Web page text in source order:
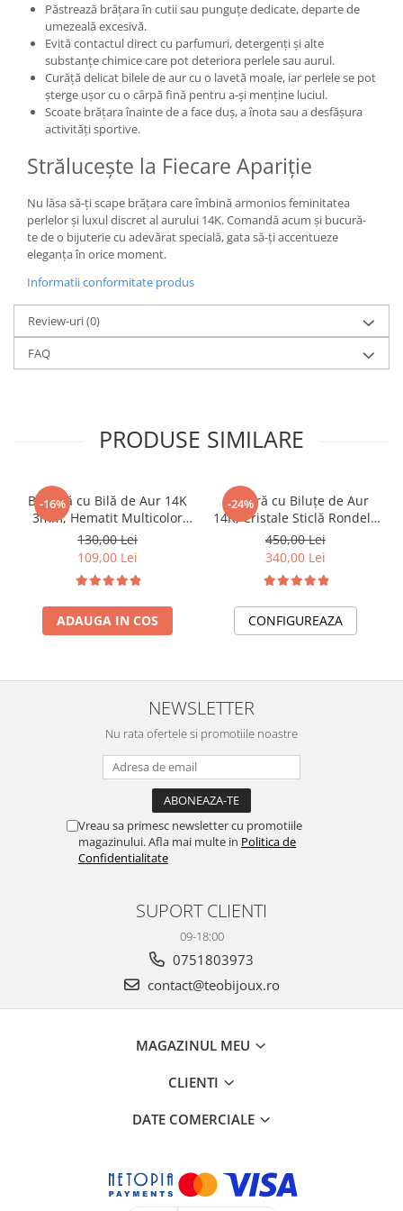
Păstrează brățara în cutii sau punguțe dedicate, departe de
umezeală excesivă.
Evită contactul direct cu parfumuri, detergenți și alte
substanțe chimice care pot deteriora perlele sau aurul.
Curăță delicat bilele de aur cu o lavetă moale, iar perlele se pot
șterge ușor cu o cârpă fină pentru a-și menține luciul.
Scoate brățara înainte de a face duș, a înota sau a desfășura
activități sportive.
Strălucește la Fiecare Apariție
Nu lăsa să-ți scape brățara care îmbină armonios feminitatea
perlelor și luxul discret al aurului 14K. Comandă acum și bucură-
te de o bijuterie cu adevărat specială, gata să-ți accentueze
eleganța în orice moment.
Informatii conformitate produs
Review-uri(0)
FAQ
PRODUSE SIMILARE
-16%
Brățară cu Bilă de Aur 14K
3mm, Hematit Multicolor
Fațetat, Șnur Reglabil
130,00 Lei
109,00 Lei
ADAUGA IN COS
-24%
Brățară cu Biluțe de Aur
14K, Cristale Sticlă Rondele
și Șnur Reglabil
450,00 Lei
340,00 Lei
CONFIGUREAZA
NEWSLETTER
Nu rata ofertele si promotiile noastre
Vreau sa primesc newsletter cu promotiile
magazinului. Afla mai multe in Politica de
Confidentialitate
SUPORT CLIENTI
09-18:00
0751803973
contact@teobijoux.ro
MAGAZINUL MEU
CLIENTI
DATE COMERCIALE